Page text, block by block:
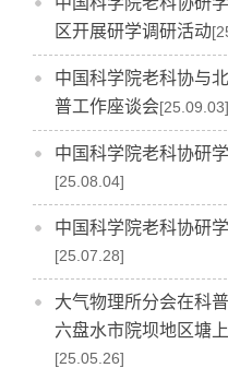
区开展研学调研活动
中国科学院老科协与
普工作座谈会[25.09.03]
中国科学院老科协研
[25.08.04]
中国科学院老科协研
[25.07.28]
大气物理所分会在科
六盘水市院坝地区塘
[25.05.26]